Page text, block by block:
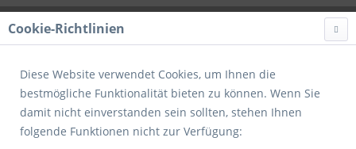
Cookie-Richtlinien
Diese Website verwendet Cookies, um Ihnen die
bestmögliche Funktionalität bieten zu können. Wenn Sie
damit nicht einverstanden sein sollten, stehen Ihnen
folgende Funktionen nicht zur Verfügung: